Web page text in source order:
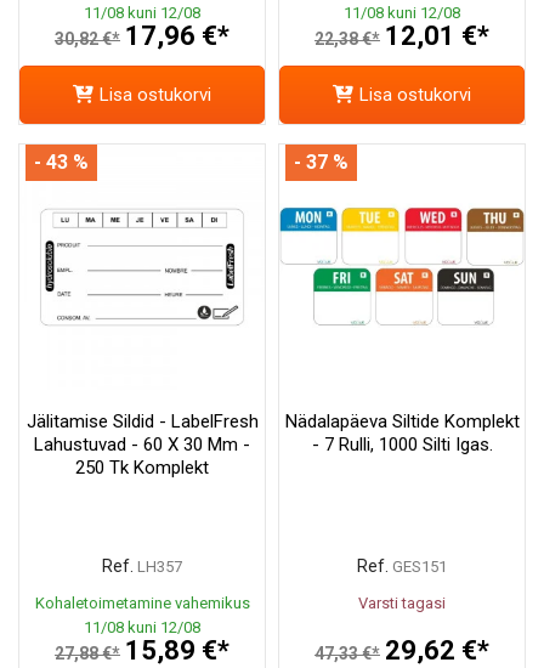
11/08 kuni 12/08
30,82 €* 17,96 €*
Lisa ostukorvi
11/08 kuni 12/08
22,38 €* 12,01 €*
Lisa ostukorvi
Jälitamise Sildid - LabelFresh
Lahustuvad - 60 X 30 Mm -
250 Tk Komplekt
Ref. LH357
Kohaletoimetamine vahemikus
11/08 kuni 12/08
27,88 €* 15,89 €*
- 43 %
Nädalapäeva Siltide Komplekt
- 7 Rulli, 1000 Silti Igas.
Ref. GES151
Varsti tagasi
47,33 €* 29,62 €*
- 37 %